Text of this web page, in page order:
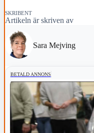
SKRIBENT
Artikeln är skriven av
Sara Mejving
BETALD ANNONS